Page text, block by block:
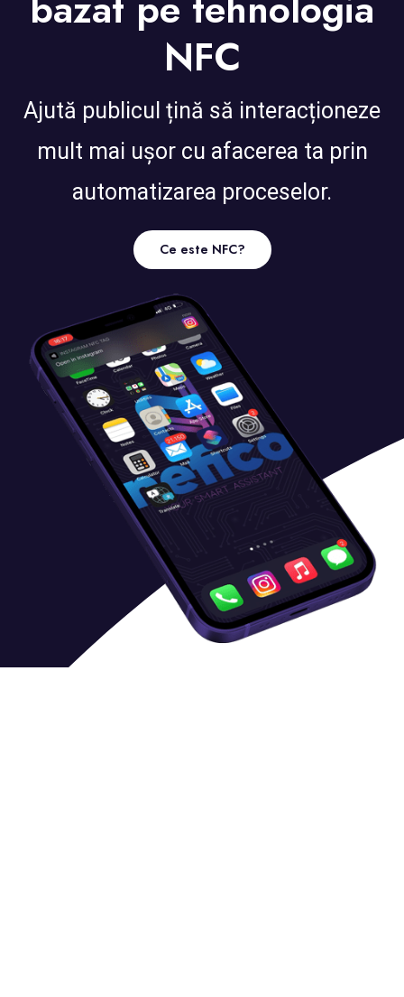
NFC
Ajută publicul țină să interacționeze
mult mai ușor cu afacerea ta prin
automatizarea proceselor.
Ce este NFC?